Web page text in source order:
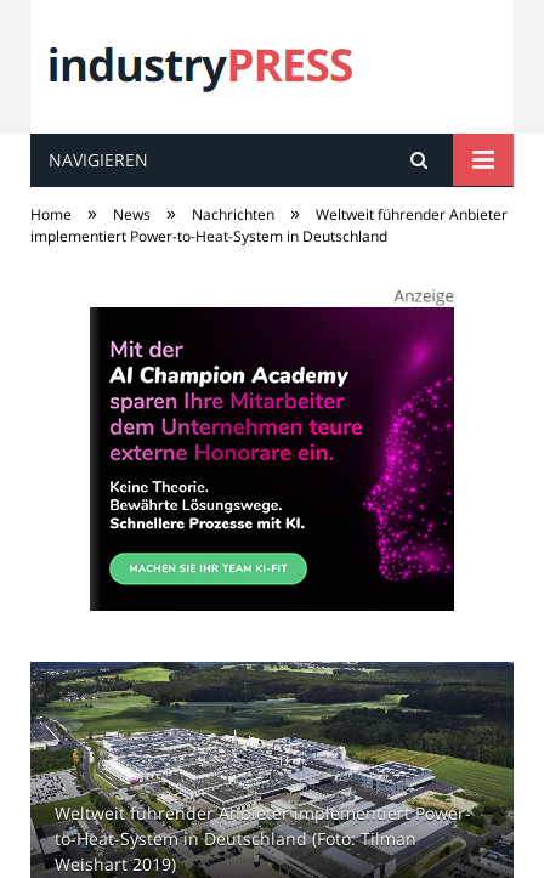
industryPRESS
NAVIGIEREN
Home » News » Nachrichten »
Weltweit führender Anbieter
implementiert Power-to-Heat-System in Deutschland
Weltweit führender Anbieter implementiert Power-
to-Heat-System in Deutschland (Foto: Tilman
Weishart 2019)